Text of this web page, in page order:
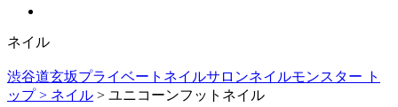
ネイル
渋谷道玄坂プライベートネイルサロンネイルモンスター ト
ップ > ネイル > ユニコーンフットネイル